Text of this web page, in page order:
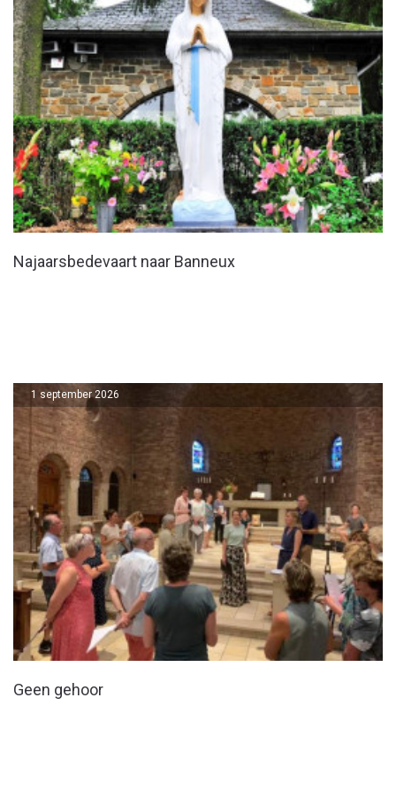
Najaarsbedevaart naar Banneux
Geen gehoor
1 september 2026